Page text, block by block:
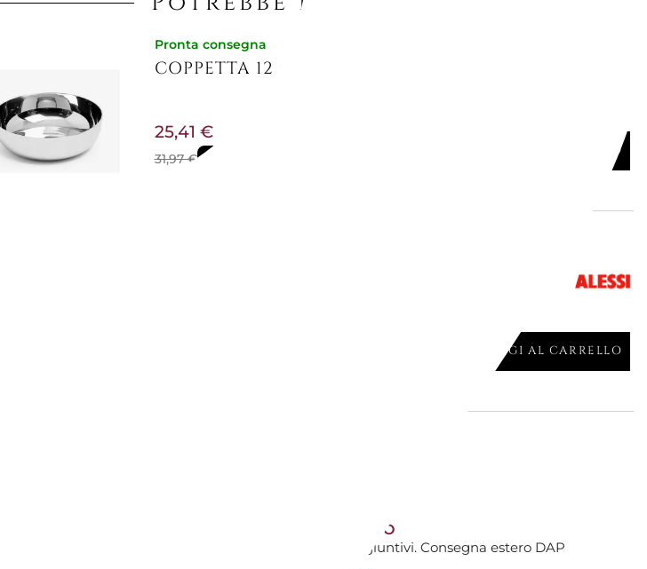
Pronta consegna
COPPETTA 12 CM JM16/12L
31,97 € -21%
25,41 €
AGGIUNGI AL CARRELLO
AGGIUNGI AL CARRELLO
 AGGIUNGI AL CARRELLO
CONSEGNA IN 1-3 GIORNI LAVORATIVI DALL'ACQUISTO
Gratuita da 75 €, i prodotti ingombranti avranno costi aggiuntivi. Consegna estero DAP